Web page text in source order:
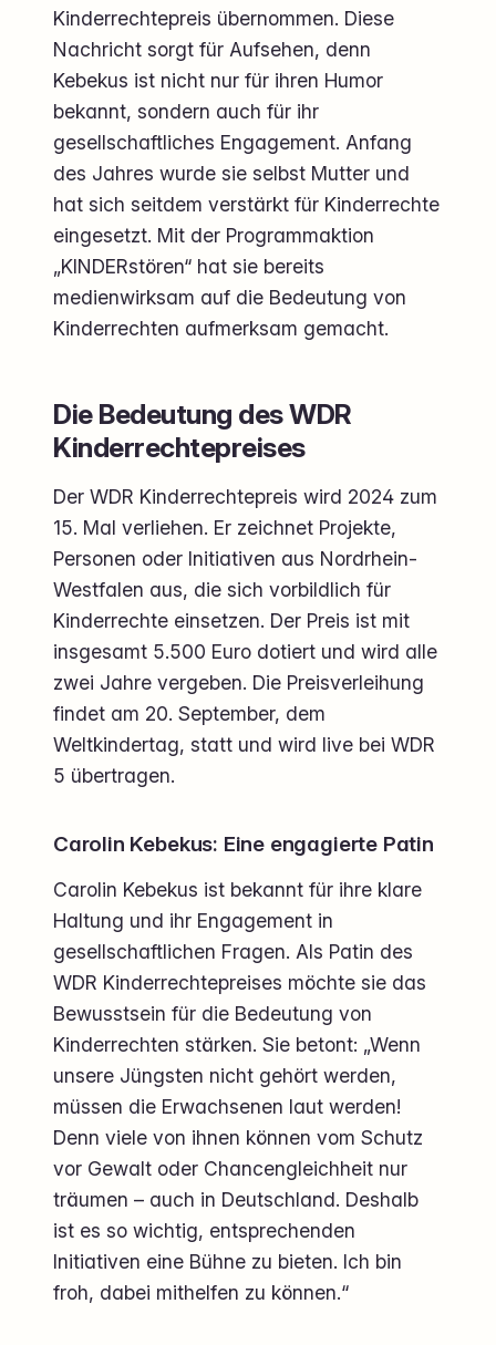
Kinderrechtepreis übernommen. Diese
Nachricht sorgt für Aufsehen, denn
Kebekus ist nicht nur für ihren Humor
bekannt, sondern auch für ihr
gesellschaftliches Engagement. Anfang
des Jahres wurde sie selbst Mutter und
hat sich seitdem verstärkt für Kinderrechte
eingesetzt. Mit der Programmaktion
„KINDERstören“ hat sie bereits
medienwirksam auf die Bedeutung von
Kinderrechten aufmerksam gemacht.
Die Bedeutung des WDR
Kinderrechtepreises
Der WDR Kinderrechtepreis wird 2024 zum
15. Mal verliehen. Er zeichnet Projekte,
Personen oder Initiativen aus Nordrhein-
Westfalen aus, die sich vorbildlich für
Kinderrechte einsetzen. Der Preis ist mit
insgesamt 5.500 Euro dotiert und wird alle
zwei Jahre vergeben. Die Preisverleihung
findet am 20. September, dem
Weltkindertag, statt und wird live bei WDR
5 übertragen.
Carolin Kebekus: Eine engagierte Patin
Carolin Kebekus ist bekannt für ihre klare
Haltung und ihr Engagement in
gesellschaftlichen Fragen. Als Patin des
WDR Kinderrechtepreises möchte sie das
Bewusstsein für die Bedeutung von
Kinderrechten stärken. Sie betont: „Wenn
unsere Jüngsten nicht gehört werden,
müssen die Erwachsenen laut werden!
Denn viele von ihnen können vom Schutz
vor Gewalt oder Chancengleichheit nur
träumen – auch in Deutschland. Deshalb
ist es so wichtig, entsprechenden
Initiativen eine Bühne zu bieten. Ich bin
froh, dabei mithelfen zu können.“